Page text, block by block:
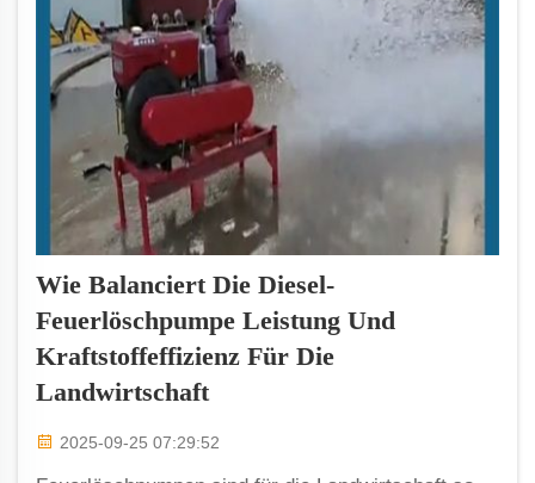
Wie Balanciert Die Diesel-
Feuerlöschpumpe Leistung Und
Kraftstoffeffizienz Für Die
Landwirtschaft
2025-09-25 07:29:52